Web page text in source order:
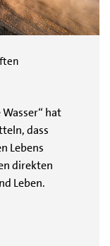
hat
dass
Lebens
direkten
Leben.